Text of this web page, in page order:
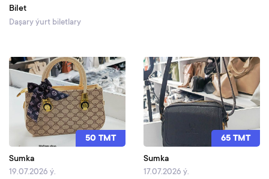
Bilet
Daşary ýurt biletlary
50 TMT
Sumka
19.07.2026 ý.
65 TMT
Sumka
17.07.2026 ý.